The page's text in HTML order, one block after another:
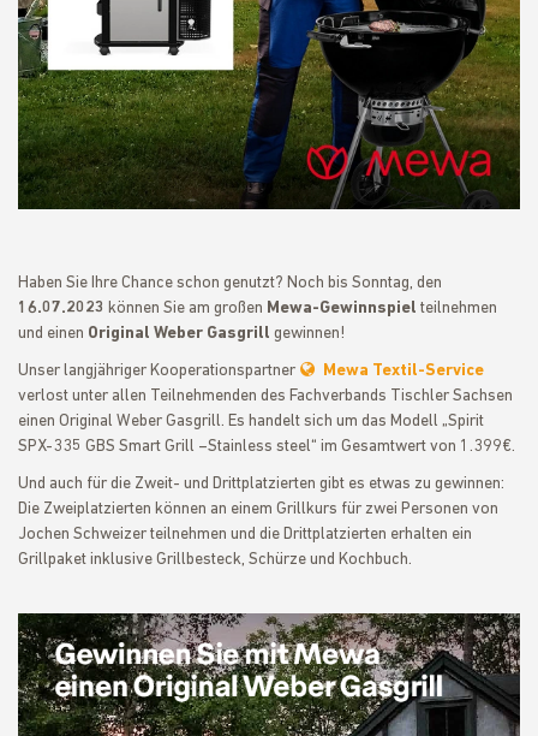
Haben Sie Ihre Chance schon genutzt? Noch bis Sonntag, den
16.07.2023 können Sie am großen Mewa-Gewinnspiel teilnehmen
und einen Original Weber Gasgrill gewinnen!
Unser langjähriger Kooperationspartner
Mewa Textil-Service
verlost unter allen Teilnehmenden des Fachverbands Tischler Sachsen
einen Original Weber Gasgrill. Es handelt sich um das Modell „Spirit
SPX-335 GBS Smart Grill –Stainless steel“ im Gesamtwert von 1.399€.
Und auch für die Zweit- und Drittplatzierten gibt es etwas zu gewinnen:
Die Zweiplatzierten können an einem Grillkurs für zwei Personen von
Jochen Schweizer teilnehmen und die Drittplatzierten erhalten ein
Grillpaket inklusive Grillbesteck, Schürze und Kochbuch.